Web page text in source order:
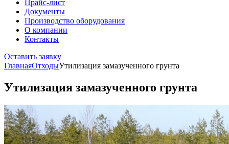
Прайс-лист
Документы
Производство оборудования
О компании
Контакты
Оставить заявку
ГлавнаяОтходыУтилизация замазученного грунта
Утилизация замазученного грунта